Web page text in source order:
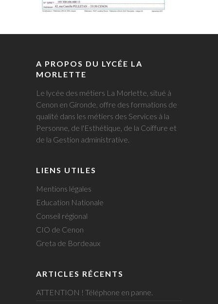
A PROPOS DU LYCÉE LA
MORLETTE
Le lycée des métiers La Morlette, situé à
Cenon en Gironde, offre des formations de
qualité dans les métiers des Services à la
Personne, de l'Esthétique, de la Coiffure et
de la Gestion administrative.
LIENS UTILES
Mentions légales
Education Nationale
Conseil régional
CIO de Cenon
Greta de Bordeaux
ARTICLES RÉCENTS
ATTENTION ! Téléphone en panne.